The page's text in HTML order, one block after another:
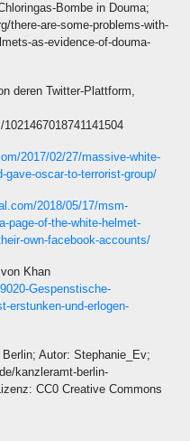
Bombe in Douma;
there-are-some-problems-with-
as-evidence-of-douma-
deren Twitter-Plattform,
2017/02/27/massive-white-
gave-oscar-to-terrorist-group/
2018/05/17/msm-
page-of-the-white-helmet-
own-facebook-accounts/
Khan
Gespenstische-
erstunken-und-erlogen-
Autor: Stephanie_Ev;
kanzleramt-berlin-
CC0 Creative Commons